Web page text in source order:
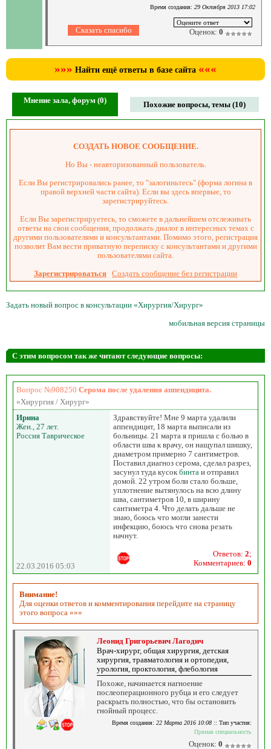
Время создания: 29 Октября 2013 17:02
Оценок: 0
»»» Найти ещё ответы в базе сайта «««
Мнение зала, форум (0) Похожие вопросы, темы (10)
СОЗДАТЬ НОВОЕ СООБЩЕНИЕ.
Но Вы - неавторизованный пользователь.
Если Вы регистрировались ранее, то "залогиньтесь" (форма логина в
правой верхней части сайта). Если вы здесь впервые, то
зарегистрируйтесь.
Если Вы зарегистрируетесь, то сможете в дальнейшем отслеживать
ответы на свои сообщения, продолжать диалог в интересных темах с
другими пользователями и консультантами. Помимо этого, регистрация
позволит Вам вести приватную переписку с консультантами и другими
пользователями сайта.
Зарегистрироваться Создать сообщение без регистрации
Задать новый вопрос в консультации «Хирургия/Хирург»
мобильная версия страницы
С этим вопросом так же читают следующие вопросы:
Вопрос №908250 Серома после удаления аппендицита.
«Хирургия / Хирург»
Ирина
Жен., 27 лет.
Россия Таврическое
Здравствуйте! Мне 9 марта удалили
аппендицит, 18 марта выписали из
больницы. 21 марта я пришла с болью в
области шва к врачу, он нащупал шишку,
диаметром примерно 7 сантиметров.
Поставил диагноз серома, сделал разрез,
засунул туда кусок бинта и отправил
домой. 22 утром боли стало больше,
уплотнение вытянулось на всю длину
шва, сантиметров 10, в ширину
сантиметра 4. Что делать дальше не
знаю, боюсь что могли занести
инфекцию, боюсь что снова резать
начнут.
22.03.2016 05:03
Ответов: 2;
Комментариев: 0
Внимание!
Для оценки ответов и комментирования перейдите на страницу
этого вопроса »»»
Леонид Григорьевич Лагодич
Врач-хирург, общая хирургия, детская
хирургия, травматология и ортопедия,
урология, проктология, флебология
Похоже, начинается нагноение
послеоперационного рубца и его следует
раскрыть полностью, что бы остановить
гнойный процесс.
Время создания: 22 Марта 2016 10:08 :: Тип участия:
Прямая специальность
Оценок: 0